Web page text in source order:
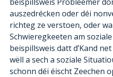
auszedrécken oder déi
richteg ze verstoen, oder
Schwieregkeeten am
beispillsweis datt d’Kand
wëll a sech a soziale
schonn déi éischt Zeechen